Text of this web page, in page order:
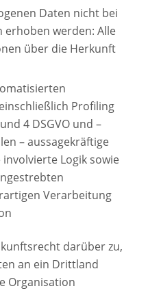
Daten nicht bei
werden: Alle
über die Herkunft
Profiling
4 DSGVO und –
– aussagekräftige
Logik sowie
Verarbeitung
darüber zu,
an ein Drittland
Organisation